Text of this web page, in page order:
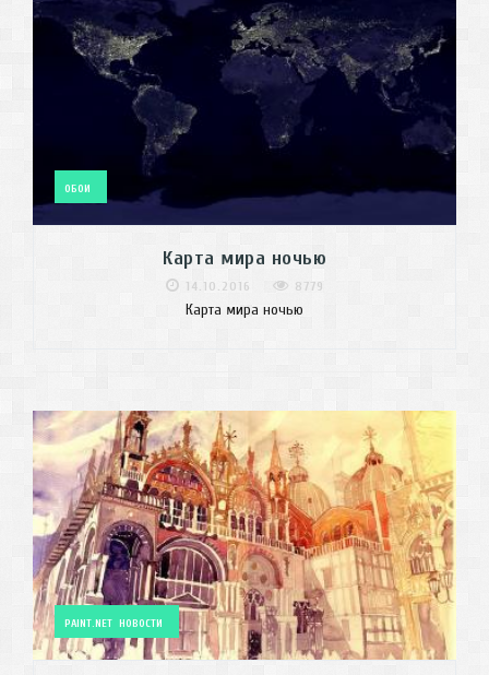
ОБОИ
Карта мира ночью
14.10.2016 8779
Карта мира ночью
PAINT.NET НОВОСТИ